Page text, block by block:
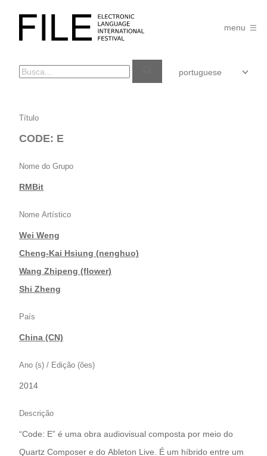
FILE
FESTIVAL
menu
CODE:
E
Título
CODE: E
Nome do Grupo
RMBit
Nome Artístico
Wei Weng
|Cheng-Kai Hsiung (nenghuo)
|Wang Zhipeng (flower)
|Shi Zheng
País
China (CN)
Ano (s) / Edição (ões)
2014
Descrição
“Code: E” é uma obra audiovisual composta por meio do
Quartz Composer e do Ableton Live. É um híbrido entre um